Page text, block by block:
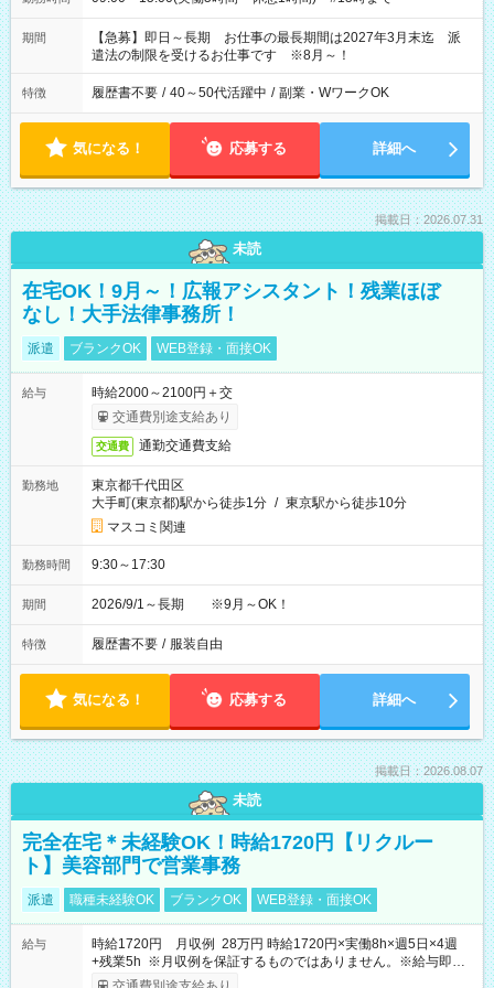
期間
【急募】即日～長期 お仕事の最長期間は2027年3月末迄 派
遣法の制限を受けるお仕事です ※8月～！
特徴 履歴書不要 / 40～50代活躍中 / 副業・WワークOK
気になる！ 応募する 詳細へ
掲載日：2026.07.31
未読
在宅OK！9月～！広報アシスタント！残業ほぼ
なし！大手法律事務所！
派遣 ブランクOK WEB登録・面接OK
給与
時給2000～2100円＋交
交通費別途支給あり
交通費 通勤交通費支給
勤務地
東京都千代田区
大手町(東京都)駅から徒歩1分 / 東京駅から徒歩10分
マスコミ関連
勤務時間 9:30～17:30
期間 2026/9/1～長期 ※9月～OK！
特徴 履歴書不要 / 服装自由
気になる！ 応募する 詳細へ
掲載日：2026.08.07
未読
完全在宅＊未経験OK！時給1720円【リクルー
ト】美容部門で営業事務
派遣 職種未経験OK ブランクOK WEB登録・面接OK
給与
時給1720円 月収例 28万円 時給1720円×実働8h×週5日×4週
+残業5h ※月収例を保証するものではありません。※給与即受
取りサービス利用可（利用条件有）